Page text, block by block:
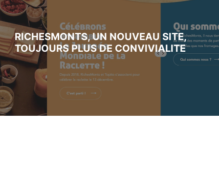
RICHESMONTS, UN NOUVEAU SITE,
TOUJOURS PLUS DE CONVIVIALITE